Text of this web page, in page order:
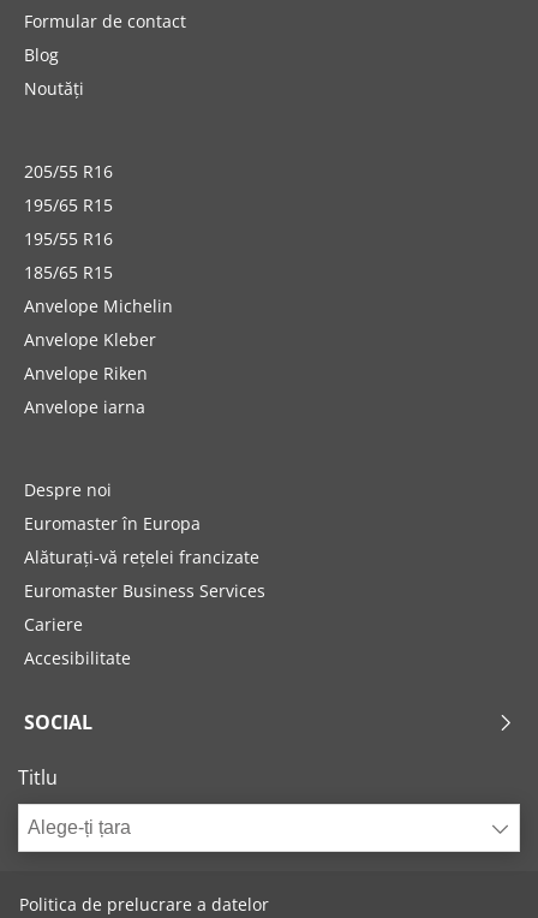
Formular de contact
Blog
Noutăți
205/55 R16
195/65 R15
195/55 R16
185/65 R15
Anvelope Michelin
Anvelope Kleber
Anvelope Riken
Anvelope iarna
Despre noi
Euromaster în Europa
Alăturați-vă rețelei francizate
Euromaster Business Services
Cariere
Accesibilitate
SOCIAL
Titlu
Alege-ți țara
Politica de prelucrare a datelor